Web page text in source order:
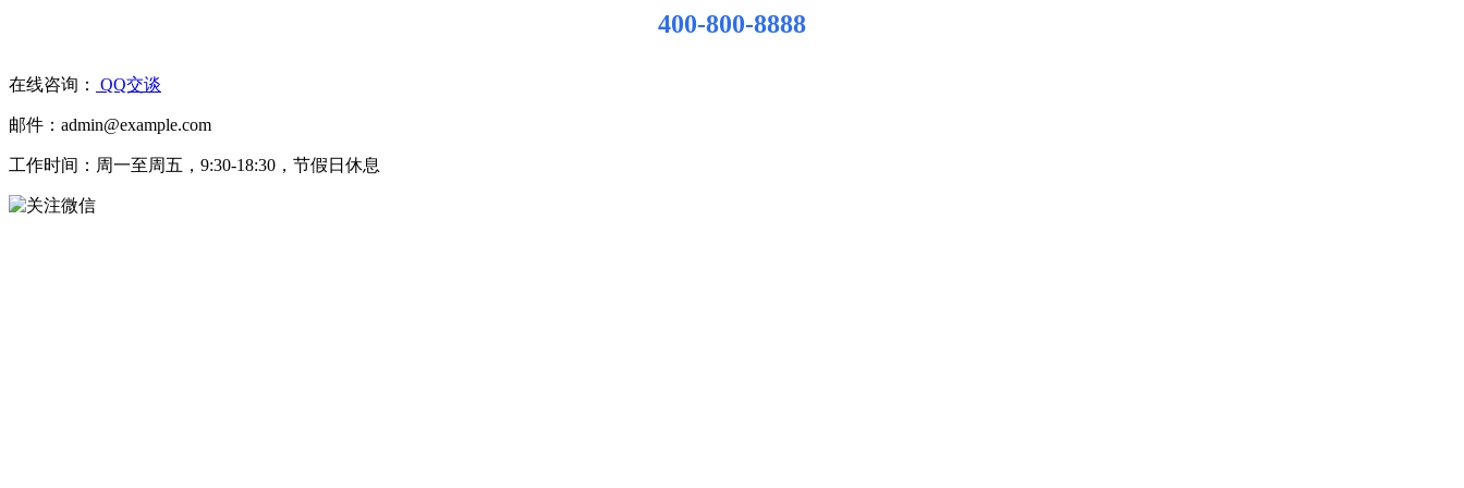
400-800-8888
在线咨询： QQ交谈
邮件：admin@example.com
工作时间：周一至周五，9:30-18:30，节假日休息